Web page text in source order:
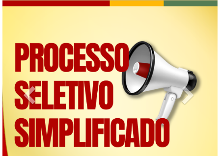
Previous Next